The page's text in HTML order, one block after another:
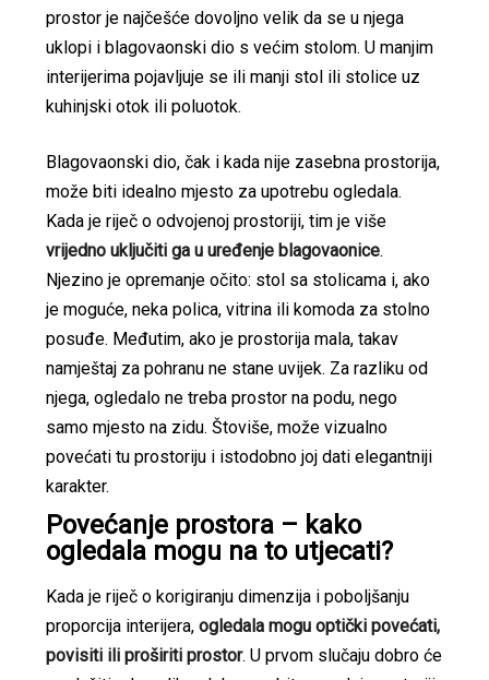
prostor je najčešće dovoljno velik da se u njega
uklopi i blagovaonski dio s većim stolom. U manjim
interijerima pojavljuje se ili manji stol ili stolice uz
kuhinjski otok ili poluotok.
Blagovaonski dio, čak i kada nije zasebna prostorija,
može biti idealno mjesto za upotrebu ogledala.
Kada je riječ o odvojenoj prostoriji, tim je više
vrijedno uključiti ga u uređenje blagovaonice.
Njezino je opremanje očito: stol sa stolicama i, ako
je moguće, neka polica, vitrina ili komoda za stolno
posuđe. Međutim, ako je prostorija mala, takav
namještaj za pohranu ne stane uvijek. Za razliku od
njega, ogledalo ne treba prostor na podu, nego
samo mjesto na zidu. Štoviše, može vizualno
povećati tu prostoriju i istodobno joj dati elegantniji
karakter.
Povećanje prostora – kako
ogledala mogu na to utjecati?
Kada je riječ o korigiranju dimenzija i poboljšanju
proporcija interijera,ogledala mogu optički povećati,
povisiti ili proširiti prostor. U prvom slučaju dobro će